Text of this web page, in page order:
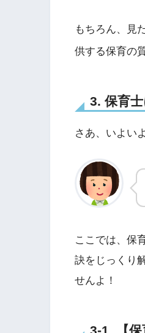
もちろん、見
供する保育の
3. 保育
さあ、いよい
ここでは、保
訣をじっくり
せんよ！